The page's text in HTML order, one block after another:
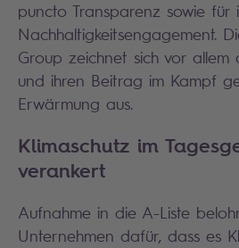
puncto Transparenz sowie für
Nachhaltigkeitsengagement.
Group zeichnet sich vor allem
und ihren Beitrag im Kampf
Erwärmung aus.
Klimaschutz im
verankert
Aufnahme in die A-Liste
Unternehmen dafür, dass es